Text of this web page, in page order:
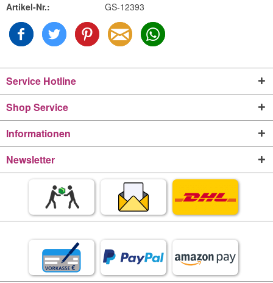
Artikel-Nr.: GS-12393
Service Hotline
Shop Service
Informationen
Newsletter